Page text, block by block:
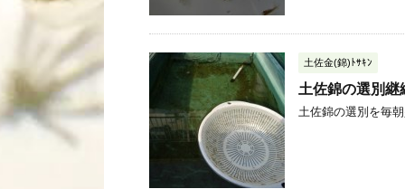
土佐金(錦)ﾄｻｷﾝ
土佐錦の選別継
土佐錦の選別を毎